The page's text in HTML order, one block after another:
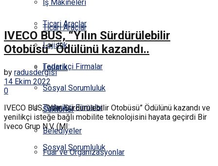
İş Makineleri
Ticari Araçlar
Lojistik
Tedarikçi Firmalar
Sosyal Sorumluluk
Sektörler
Belediyeler
Fuar ve Organizasyonlar
Ticari Araçlar
Lojistik
Tedarikçi Firmalar
Sosyal Sorumluluk
IVECO BUS, “Yılın Sürdürülebilir
Otobüsü” Ödülünü kazandı..
by radusdergisi
14 Ekim 2022
0
IVECO BUS, “Yılın Sürdürülebilir Otobüsü” Ödülünü kazandı ve
yenilikçi isteğe bağlı mobilite teknolojisini hayata geçirdi Bir
Iveco Grup N.V. (MI:...